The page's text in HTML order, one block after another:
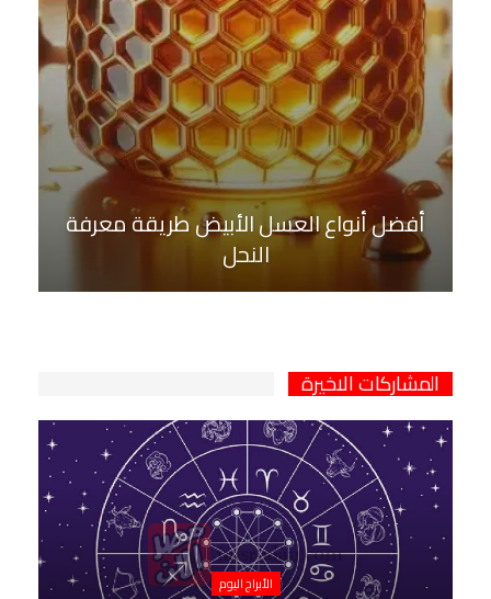
أفضل أنواع العسل الأبيض طريقة معرفة
النحل
المشاركات الاخيرة
الأبراج اليوم